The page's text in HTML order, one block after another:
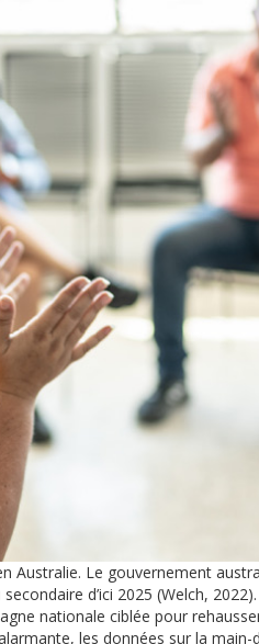
Australie. Le gouvernement
d’ici 2025 (Welch,
nationale ciblée pour
les données sur la